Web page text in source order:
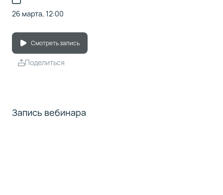
26 марта, 12:00
Смотреть запись
Поделиться
Запись вебинара